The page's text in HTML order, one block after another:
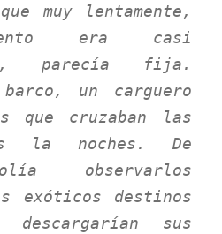
muy lentamente,
era casi
parecía fija.
un carguero
que cruzaban las
la noches. De
observarlos
exóticos destinos
sus